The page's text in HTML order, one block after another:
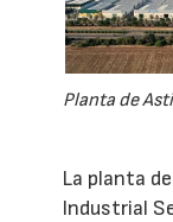
Planta de
La planta
Industrial